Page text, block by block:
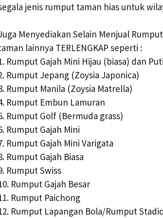
jenis rumput taman hias untuk
Menyediakan Selain Menjual
lainnya TERLENGKAP seperti :
Rumput Gajah Mini Hijau (biasa) dan
Rumput Jepang (Zoysia Japonica)
Rumput Manila (Zoysia Matrella)
Rumput Embun Lamuran
Rumput Golf (Bermuda grass)
Rumput Gajah Mini
Rumput Gajah Mini Varigata
Rumput Gajah Biasa
Rumput Swiss
Rumput Gajah Besar
Rumput Paichong
Rumput Lapangan Bola/Rumput